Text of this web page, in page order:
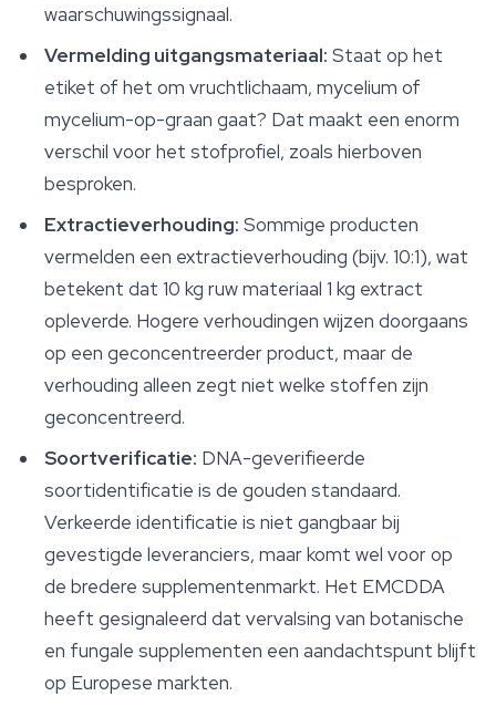
waarschuwingssignaal.
Vermelding uitgangsmateriaal: Staat op het
etiket of het om vruchtlichaam, mycelium of
mycelium-op-graan gaat? Dat maakt een enorm
verschil voor het stofprofiel, zoals hierboven
besproken.
Extractieverhouding: Sommige producten
vermelden een extractieverhouding (bijv. 10:1), wat
betekent dat 10 kg ruw materiaal 1 kg extract
opleverde. Hogere verhoudingen wijzen doorgaans
op een geconcentreerder product, maar de
verhouding alleen zegt niet welke stoffen zijn
geconcentreerd.
Soortverificatie: DNA-geverifieerde
soortidentificatie is de gouden standaard.
Verkeerde identificatie is niet gangbaar bij
gevestigde leveranciers, maar komt wel voor op
de bredere supplementenmarkt. Het EMCDDA
heeft gesignaleerd dat vervalsing van botanische
en fungale supplementen een aandachtspunt blijft
op Europese markten.